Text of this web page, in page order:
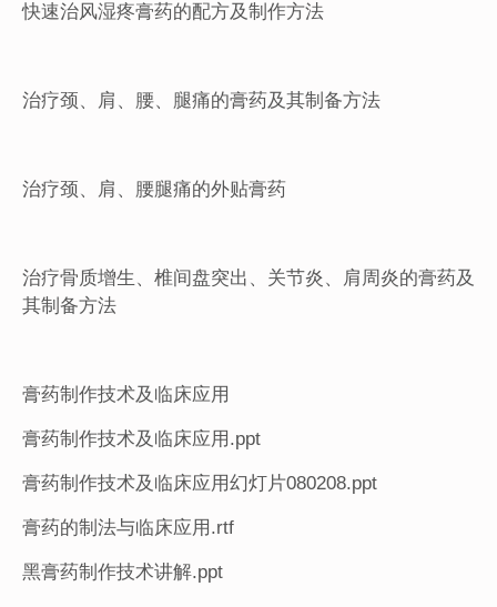
快速治风湿疼膏药的配方及制作方法
治疗颈、肩、腰、腿痛的膏药及其制备方法
治疗颈、肩、腰腿痛的外贴膏药
治疗骨质增生、椎间盘突出、关节炎、肩周炎的膏药及
其制备方法
膏药制作技术及临床应用
膏药制作技术及临床应用.ppt
膏药制作技术及临床应用幻灯片080208.ppt
膏药的制法与临床应用.rtf
黑膏药制作技术讲解.ppt